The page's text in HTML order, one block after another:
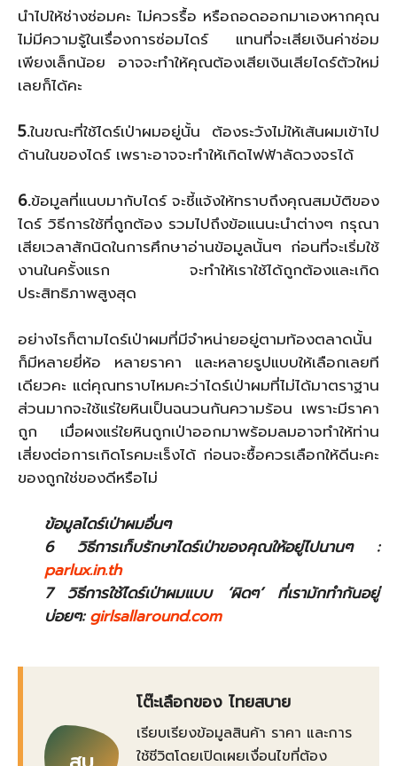
นำไปให้ช่างซ่อมคะ ไม่ควรรื้อ หรือถอดออกมาเองหากคุณ
ไม่มีความรู้ในเรื่องการซ่อมไดร์ แทนที่จะเสียเงินค่าซ่อม
เพียงเล็กน้อย อาจจะทำให้คุณต้องเสียเงินเสียไดร์ตัวใหม่
เลยก็ได้คะ
5.ในขณะที่ใช้ไดร์เป่าผมอยู่นั้น ต้องระวังไม่ให้เส้นผมเข้าไป
ด้านในของไดร์ เพราะอาจจะทำให้เกิดไฟฟ้าลัดวงจรได้
6.ข้อมูลที่แนบมากับไดร์ จะชี้แจ้งให้ทราบถึงคุณสมบัติของ
ไดร์ วิธีการใช้ที่ถูกต้อง รวมไปถึงข้อแนนะนำต่างๆ กรุณา
เสียเวลาสักนิดในการศึกษาอ่านข้อมูลนั้นๆ ก่อนที่จะเริ่มใช้
งานในครั้งแรก จะทำให้เราใช้ได้ถูกต้องและเกิด
ประสิทธิภาพสูงสุด
อย่างไรก็ตามไดร์เป่าผมที่มีจำหน่ายอยู่ตามท้องตลาดนั้น
ก็มีหลายยี่ห้อ หลายราคา และหลายรูปแบบให้เลือกเลยที
เดียวคะ แต่คุณทราบไหมคะว่าไดร์เป่าผมที่ไม่ได้มาตราฐาน
ส่วนมากจะใช้แร่ใยหินเป็นฉนวนกันความร้อน เพราะมีราคา
ถูก เมื่อผงแร่ใยหินถูกเป่าออกมาพร้อมลมอาจทำให้ท่าน
เสี่ยงต่อการเกิดโรคมะเร็งได้ ก่อนจะซื้อควรเลือกให้ดีนะคะ
ของถูกใช่ของดีหรือไม่
ข้อมูลไดร์เป่าผมอื่นๆ
6 วิธีการเก็บรักษาไดร์เป่าของคุณให้อยู่ไปนานๆ :
parlux.in.th
7 วิธีการใช้ไดร์เป่าผมแบบ ‘ผิดๆ’ ที่เรามักทำกันอยู่
บ่อยๆ:girlsallaround.com
โต๊ะเลือกของ ไทยสบาย
เรียบเรียงข้อมูลสินค้า ราคา และการ
ใช้ชีวิตโดยเปิดเผยเงื่อนไขที่ต้อง